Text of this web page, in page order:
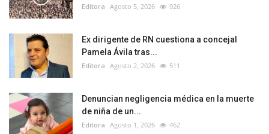
Editora Agosto 5, 2026 926
Ex dirigente de RN cuestiona a concejal
Pamela Ávila tras...
Editora Agosto 2, 2026 511
Denuncian negligencia médica en la muerte
de niña de un...
Editora Agosto 1, 2026 462